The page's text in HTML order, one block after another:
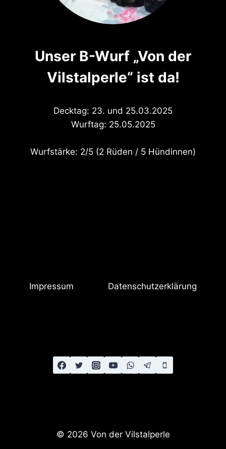
Unser B-Wurf „Von der
Vilstalperle“ ist da!
Decktag: 23. und 25.03.2025
Wurftag: 25.05.2025
Wurfstärke: 2/5 (2 Rüden / 5 Hündinnen)
Impressum Datenschutzerklärung
© 2026 Von der Vilstalperle